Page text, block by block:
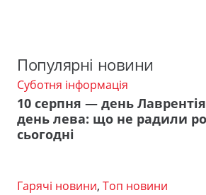
Популярні новини
Суботня інформація
10 серпня — день Лаврентія
день лева: що не радили
сьогодні
Гарячі новини, Топ новини